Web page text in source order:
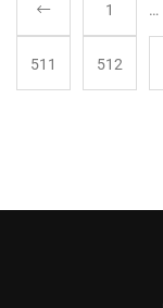
1 …
511 512